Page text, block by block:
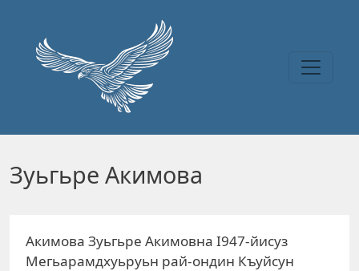
Зуьгьре Акимова
Акимова Зуьгьре Акимовна I947-йисуз
Мегьарамдхуьруьн рай-ондин Къуйсун